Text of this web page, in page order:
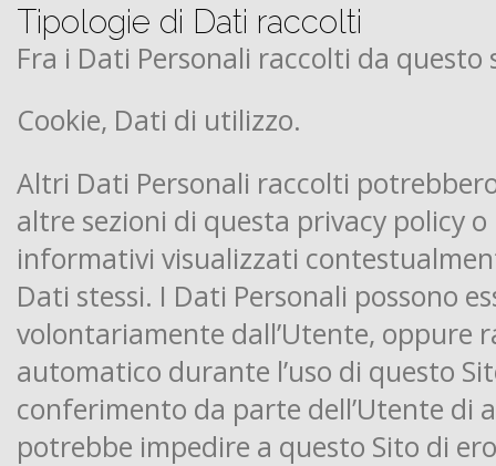
Tipologie di Dati raccolti
Fra i Dati Personali raccolti da questo
Cookie, Dati di utilizzo.
Altri Dati Personali raccolti
altre sezioni di questa privacy policy
informativi visualizzati
Dati stessi. I Dati Personali possono
volontariamente dall’Utente, oppure
automatico durante l’uso di questo
conferimento da parte dell’Utente di
potrebbe impedire a questo Sito di